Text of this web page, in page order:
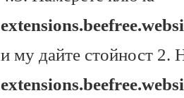
и му дайте стойност 2.